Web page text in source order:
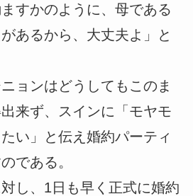
すかのように、母である
あるから、大丈夫よ」と
ョンはどうしてもこのま
来ず、スインに「モヤモ
い」と伝え婚約パーティ
である。
し、1日も早く正式に婚約